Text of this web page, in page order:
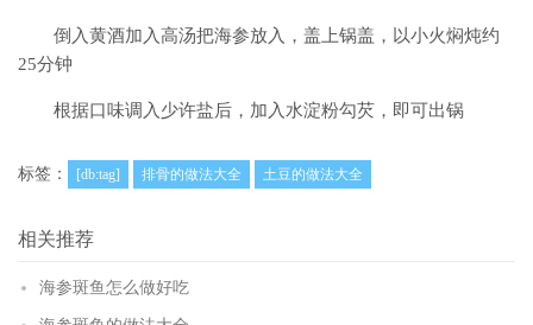
倒入黄酒加入高汤把海参放入，盖上锅盖，以小火焖炖约
25分钟
根据口味调入少许盐后，加入水淀粉勾芡，即可出锅
标签： [db:tag] 排骨的做法大全 土豆的做法大全
相关推荐
海参斑鱼怎么做好吃